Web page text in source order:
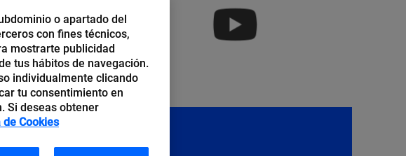
o apartado del
con fines técnicos,
mostrarte publicidad
tus hábitos de navegación.
individualmente clicando
tu consentimiento en
Si deseas obtener
de Cookies